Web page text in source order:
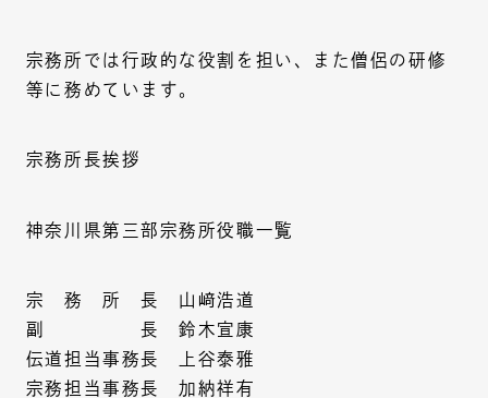
宗務所では行政的な役割を担い、また僧侶の研修
等に務めています。
宗務所長挨拶
神奈川県第三部宗務所役職一覧
宗 務 所 長 山﨑浩道
副 長 鈴木宣康
伝道担当事務長 上谷泰雅
宗務担当事務長 加納祥有